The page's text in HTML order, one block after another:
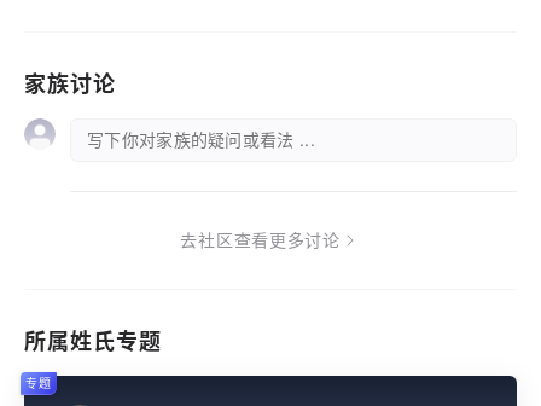
家族讨论
写下你对家族的疑问或看法 ...
去社区查看更多讨论
所属姓氏专题
专题